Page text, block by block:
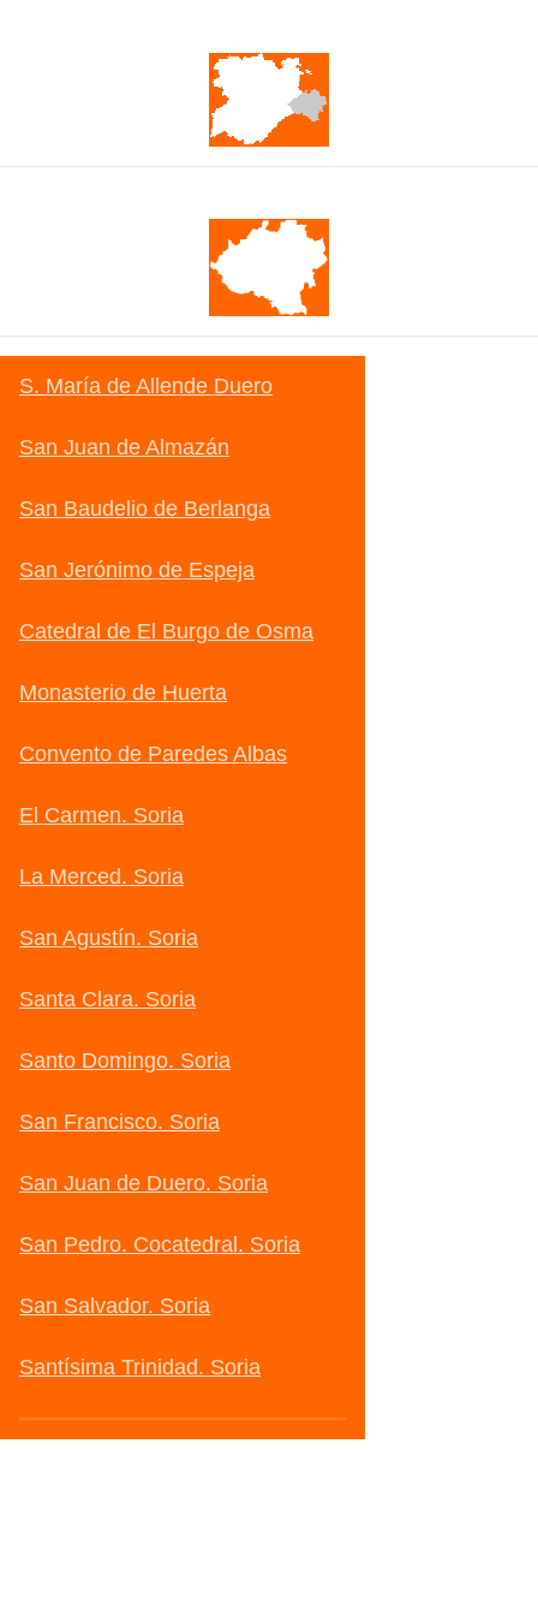
S. María de Allende Duero
San Juan de Almazán
San Baudelio de Berlanga
San Jerónimo de Espeja
Catedral de El Burgo de Osma
Monasterio de Huerta
Convento de Paredes Albas
El Carmen. Soria
La Merced. Soria
San Agustín. Soria
Santa Clara. Soria
Santo Domingo. Soria
San Francisco. Soria
San Juan de Duero. Soria
San Pedro. Cocatedral. Soria
San Salvador. Soria
Santísima Trinidad. Soria